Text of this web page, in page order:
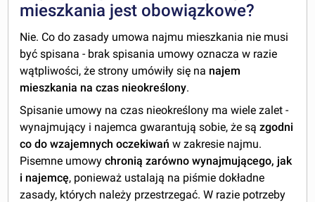
mieszkania jest obowiązkowe?
Nie. Co do zasady umowa najmu mieszkania nie musi
być spisana - brak spisania umowy oznacza w razie
wątpliwości, że strony umówiły się na najem
mieszkania na czas nieokreślony.
Spisanie umowy na czas nieokreślony ma wiele zalet -
wynajmujący i najemca gwarantują sobie, że sązgodni
co do wzajemnych oczekiwań w zakresie najmu.
Pisemne umowychronią zarówno wynajmującego, jak
i najemcę, ponieważ ustalają na piśmie dokładne
zasady, których należy przestrzegać. W razie potrzeby